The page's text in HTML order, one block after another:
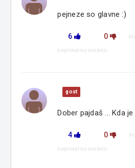
pejneze so glavne :)
6 0
neprimerno vsebino
gost
Dober pajdaš ... Kda
4 0
neprimerno vsebino